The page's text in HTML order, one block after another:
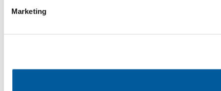
Marketing